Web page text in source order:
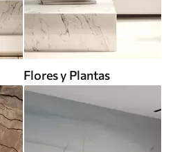
Flores y Plantas